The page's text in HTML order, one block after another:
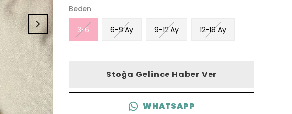
Beden
3-6 6-9 Ay 9-12 Ay 12-18 Ay
Stoğa Gelince Haber Ver
WHATSAPP